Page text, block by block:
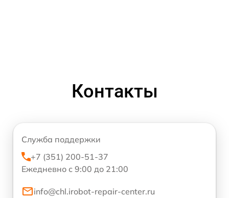
Контакты
Служба поддержки
+7 (351) 200-51-37
Ежедневно с 9:00 до 21:00
info@chl.irobot-repair-center.ru